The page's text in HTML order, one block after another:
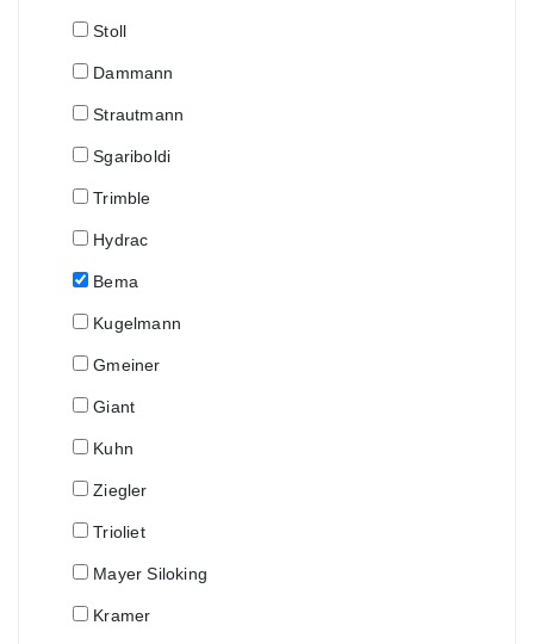
Stoll
Dammann
Strautmann
Sgariboldi
Trimble
Hydrac
Bema
Kugelmann
Gmeiner
Giant
Kuhn
Ziegler
Trioliet
Mayer Siloking
Kramer